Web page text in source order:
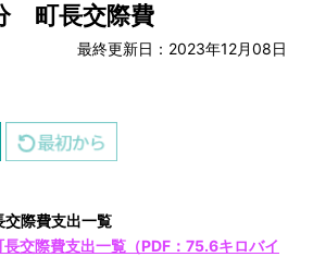
町長交際費
最終更新日：2023年12月08日
際費支出一覧
交際費支出一覧（PDF：75.6キロバイ